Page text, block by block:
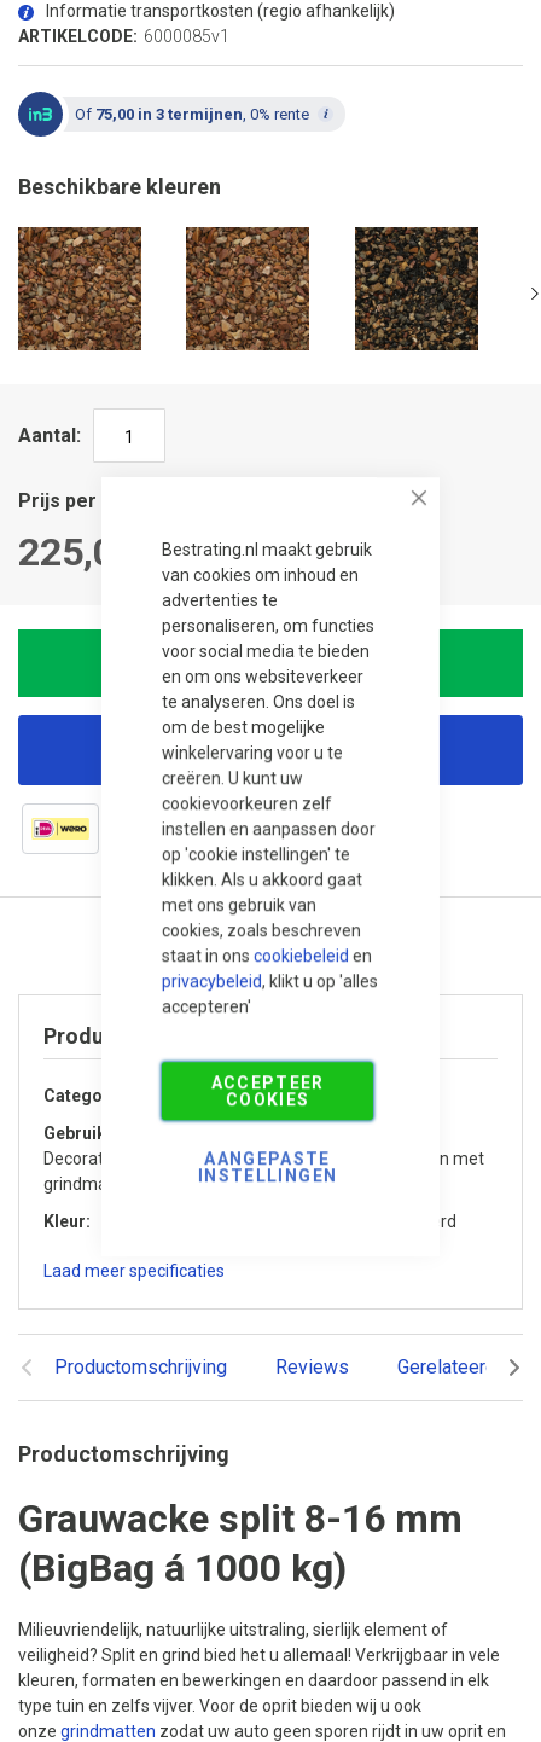
Bestrating.nl maakt gebruik
van cookies om inhoud en
advertenties te
personaliseren, om functies
voor social media te bieden
en om ons websiteverkeer
te analyseren. Ons doel is
om de best mogelijke
winkelervaring voor u te
creëren. U kunt uw
cookievoorkeuren zelf
instellen en aanpassen door
op 'cookie instellingen' te
klikken. Als u akkoord gaat
met ons gebruik van
cookies, zoals beschreven
staat in ons cookiebeleid en
privacybeleid, klikt u op 'alles
accepteren'
ACCEPTEER
COOKIES
AANGEPASTE
INSTELLINGEN
de
afbeeldingen-
Informatie transportkosten (regio afhankelijk)
ARTIKELCODE: 6000085v1
Of 75,00 in 3 termijnen, 0% rente
Beschikbare kleuren
Aantal
Prijs per stuk
225,00
In winkelwagen
Korting aanvragen
Productomschrijving Reviews Gerelateerde
Productomschrijving
Grauwacke split 8-16 mm
(BigBag á 1000 kg)
Milieuvriendelijk, natuurlijke uitstraling, sierlijk element of
veiligheid? Split en grind bied het u allemaal! Verkrijgbaar in vele
kleuren, formaten en bewerkingen en daardoor passend in elk
type tuin en zelfs vijver. Voor de oprit bieden wij u ook
onze grindmatten zodat uw auto geen sporen rijdt in uw oprit en
Product specificaties
Categorie
Grind en split
Gebruik / Toepassing
Decoratief, Drainage / waterdoorlatend, Te gebruiken met
grindmatten, Tuin / Terras, Oprit, Dakterras / Balkon
Kleur
Donker genuanceerd
Laad meer specificaties